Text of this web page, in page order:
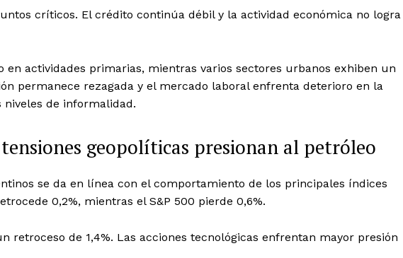
críticos. El crédito continúa débil y la actividad económica no logra
en actividades primarias, mientras varios sectores urbanos exhiben un
permanece rezagada y el mercado laboral enfrenta deterioro en la
de informalidad.
geopolíticas presionan al petróleo
se da en línea con el comportamiento de los principales índices
0,2%, mientras el S&P 500 pierde 0,6%.
retroceso de 1,4%. Las acciones tecnológicas enfrentan mayor presión